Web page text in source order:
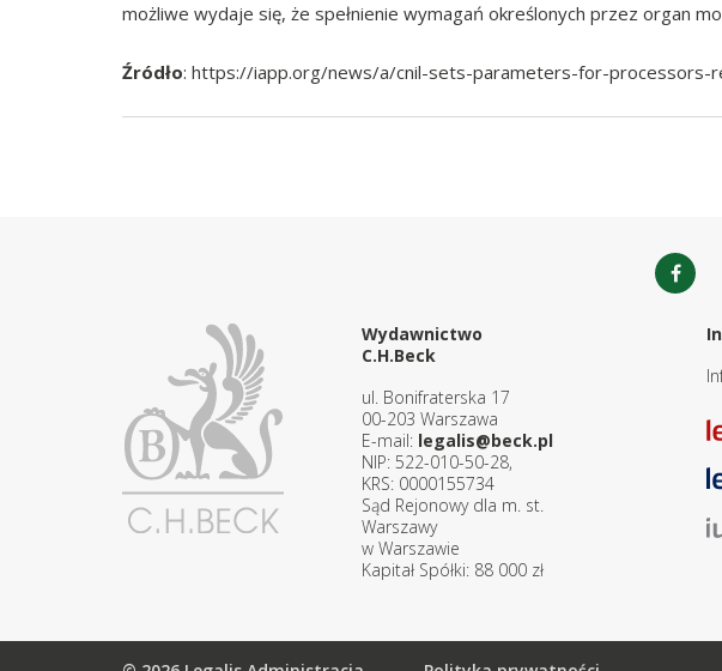
możliwe wydaje się, że spełnienie wymagań określonych przez organ
Źródło: https://iapp.org/news/a/cnil-sets-parameters-for-
Wydawnictwo
C.H.Beck
ul. Bonifraterska 17
00-203 Warszawa
E-mail: legalis@beck.pl
NIP: 522-010-50-28,
KRS: 0000155734
Sąd Rejonowy dla m. st.
Warszawy
w Warszawie
Kapitał Spółki: 88 000 zł